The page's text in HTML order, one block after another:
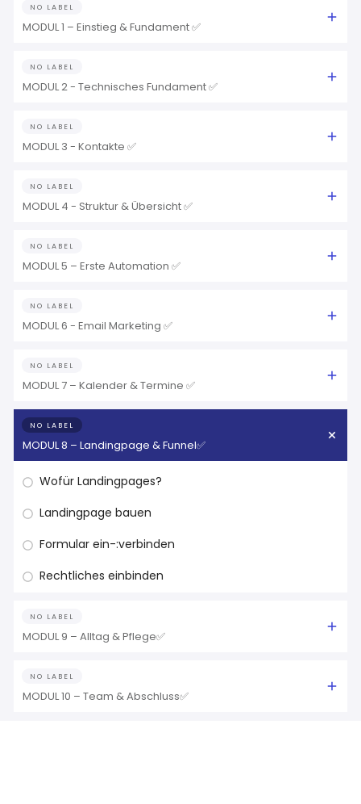
NO LABEL
MODUL 1 – Einstieg & Fundament ✅
NO LABEL
MODUL 2 - Technisches Fundament ✅
NO LABEL
MODUL 3 - Kontakte ✅
NO LABEL
MODUL 4 - Struktur & Übersicht ✅
NO LABEL
MODUL 5 – Erste Automation ✅
NO LABEL
MODUL 6 - Email Marketing ✅
NO LABEL
MODUL 7 – Kalender & Termine ✅
NO LABEL
MODUL 8 – Landingpage & Funnel✅
Wofür Landingpages?
Landingpage bauen
Formular ein-:verbinden
Rechtliches einbinden
NO LABEL
MODUL 9 – Alltag & Pflege✅
NO LABEL
MODUL 10 – Team & Abschluss✅